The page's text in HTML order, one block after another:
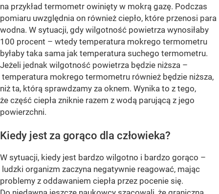
na przykład termometr owinięty w mokrą gazę. Podczas
pomiaru uwzględnia on również ciepło, które przenosi para
wodna. W sytuacji, gdy wilgotność powietrza wynosiłaby
100 procent – wtedy temperatura mokrego termometru
byłaby taka sama jak temperatura suchego termometru.
Jeżeli jednak wilgotność powietrza będzie niższa –
temperatura mokrego termometru również będzie niższa,
niż ta, którą sprawdzamy za oknem. Wynika to z tego,
że część ciepła zniknie razem z wodą parującą z jego
powierzchni.
Kiedy jest za gorąco dla człowieka?
W sytuacji, kiedy jest bardzo wilgotno i bardzo gorąco –
ludzki organizm zaczyna negatywnie reagować, mając
problemy z oddawaniem ciepła przez pocenie się.